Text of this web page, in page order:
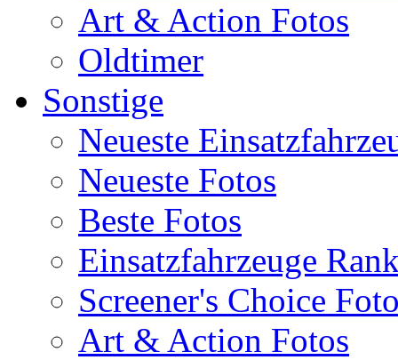
Art & Action Fotos
Oldtimer
Sonstige
Neueste
Neueste Fotos
Beste Fotos
Einsatzfahrzeuge
Screener's Choice
Art & Action Fotos